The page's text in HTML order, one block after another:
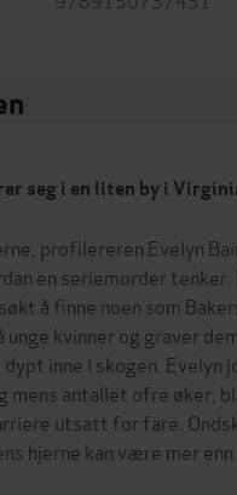
seg i en liten by i
profilereren Evelyn
en seriemorder tenker.
å finne noen som
unge kvinner og graver
inne i skogen. Evelyn
antallet ofre øker,
utsatt for fare.
hjerne kan være mer